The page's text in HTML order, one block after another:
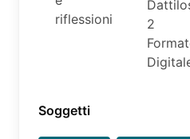
riflessioni
2
Soggetti